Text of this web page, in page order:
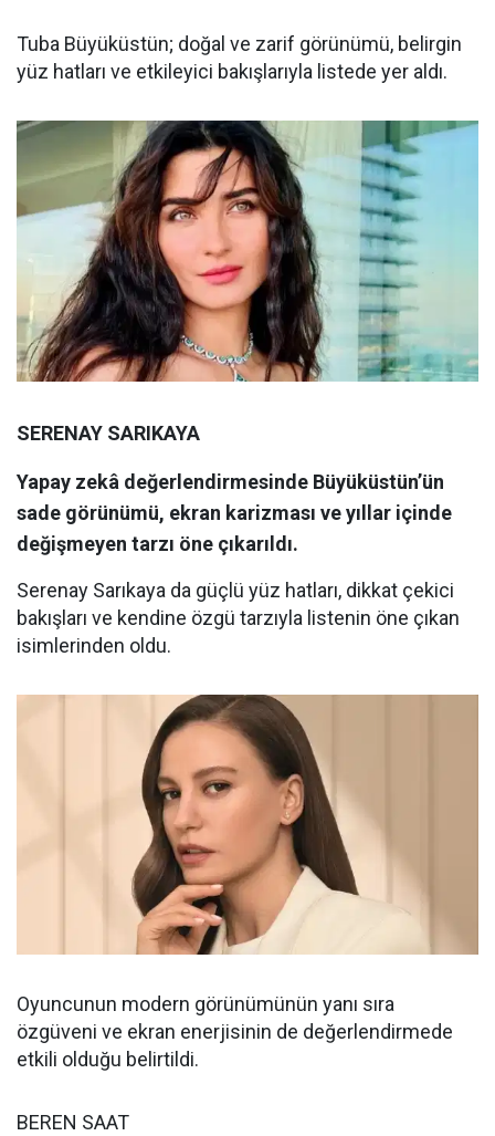
Tuba Büyüküstün; doğal ve zarif görünümü, belirgin
yüz hatları ve etkileyici bakışlarıyla listede yer aldı.
SERENAY SARIKAYA
Yapay zekâ değerlendirmesinde Büyüküstün’ün
sade görünümü, ekran karizması ve yıllar içinde
değişmeyen tarzı öne çıkarıldı.
Serenay Sarıkaya da güçlü yüz hatları, dikkat çekici
bakışları ve kendine özgü tarzıyla listenin öne çıkan
isimlerinden oldu.
Oyuncunun modern görünümünün yanı sıra
özgüveni ve ekran enerjisinin de değerlendirmede
etkili olduğu belirtildi.
BEREN SAAT